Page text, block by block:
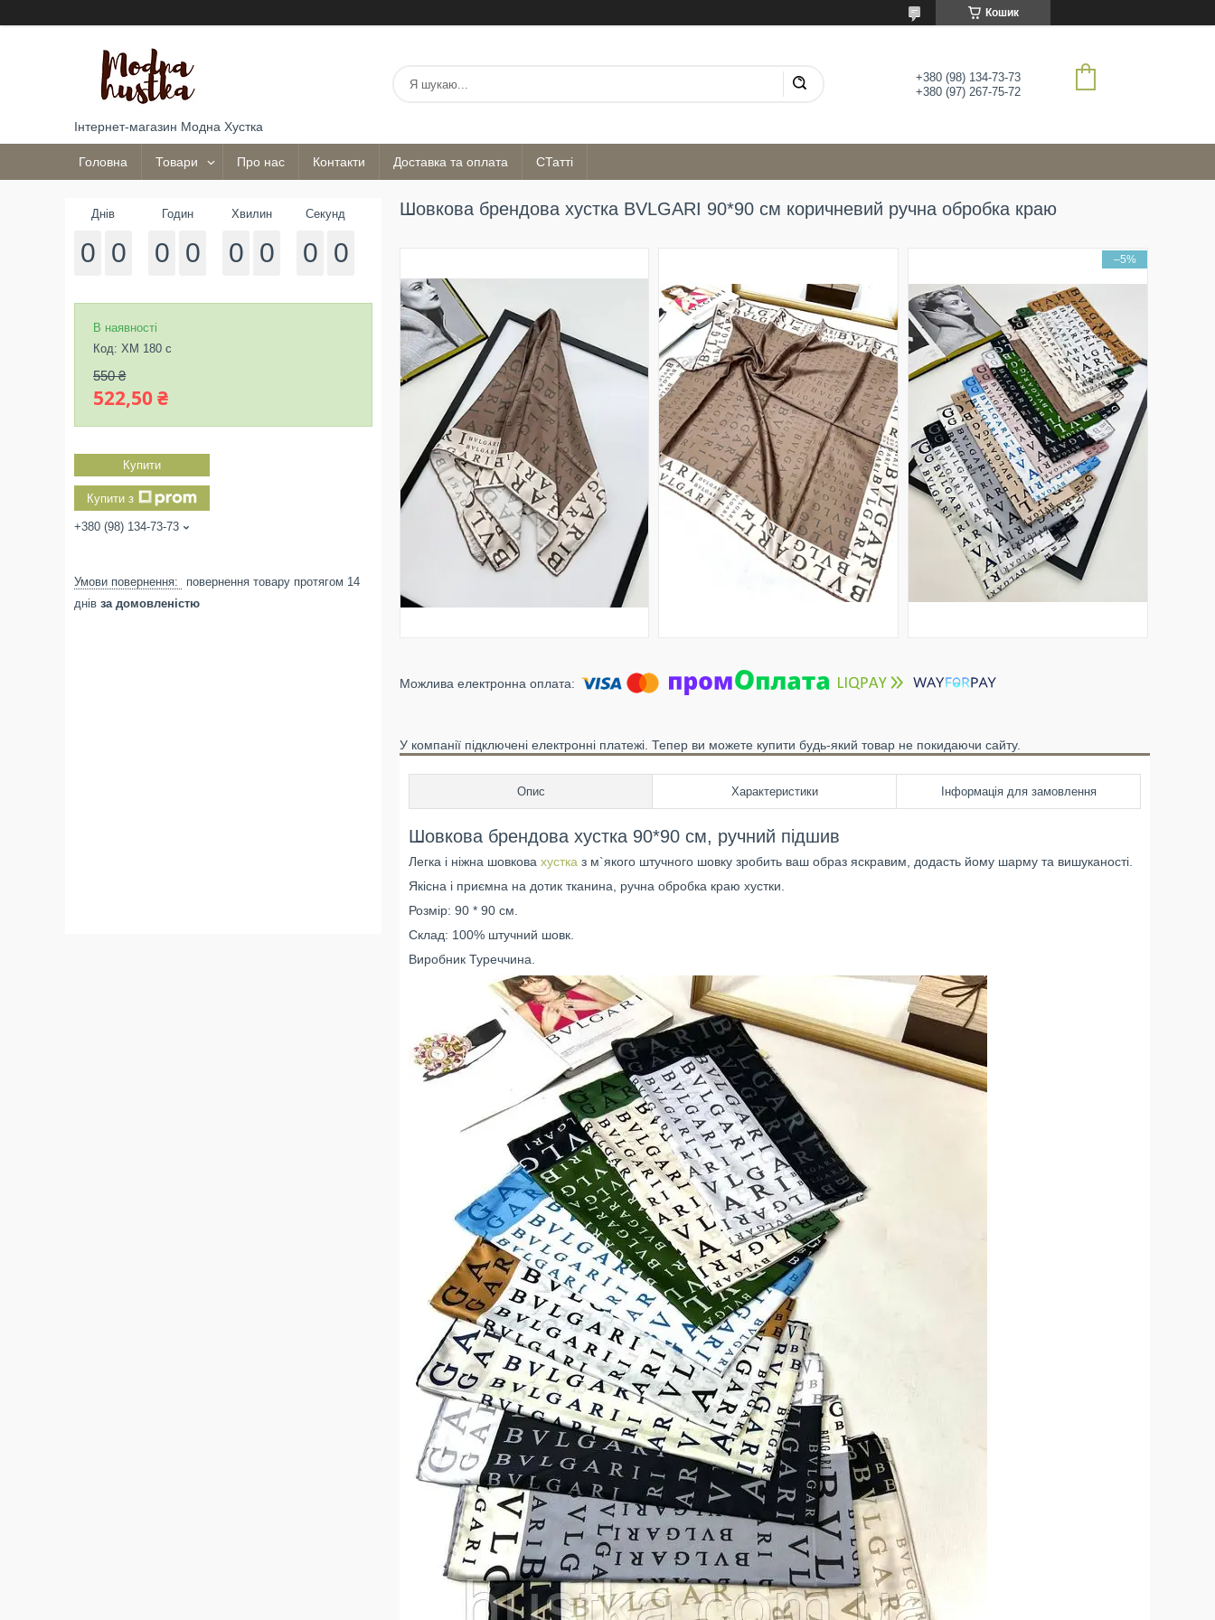
Кошик
Інтернет-магазин Модна Хустка
+380 (98) 134-73-73
+380 (97) 267-75-72
Головна Товари Про нас Контакти Доставка та оплата СТатті
Шовкова брендова хустка BVLGARI 90*90 см коричневий ручна обробка краю
–5%
У компанії підключені електронні платежі. Тепер ви можете купити будь-який товар не покидаючи сайту.
Опис Характеристики Інформація для замовлення
Шовкова брендова хустка 90*90 см, ручний підшив
Легка і ніжна шовкова хустка з м`якого штучного шовку зробить ваш образ яскравим, додасть йому шарму та вишуканості.
Якісна і приємна на дотик тканина, ручна обробка краю хустки.
Розмір: 90 * 90 см.
Склад: 100% штучний шовк.
Виробник Туреччина.
Днів
0 0
Годин
0 0
Хвилин
0 0
Секунд
0 0
В наявності
Код: ХМ 180 с
550 ₴
522,50 ₴
Купити
Купити з
+380 (98) 134-73-73
повернення товару протягом 14
днів за домовленістю